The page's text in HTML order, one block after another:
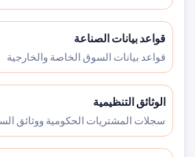
قواعد بيانات الصناعة
قواعد بيانات السوق الخاصة والخارجية
الوثائق التنظيمية
سجلات المشتريات الحكومية ووثائق